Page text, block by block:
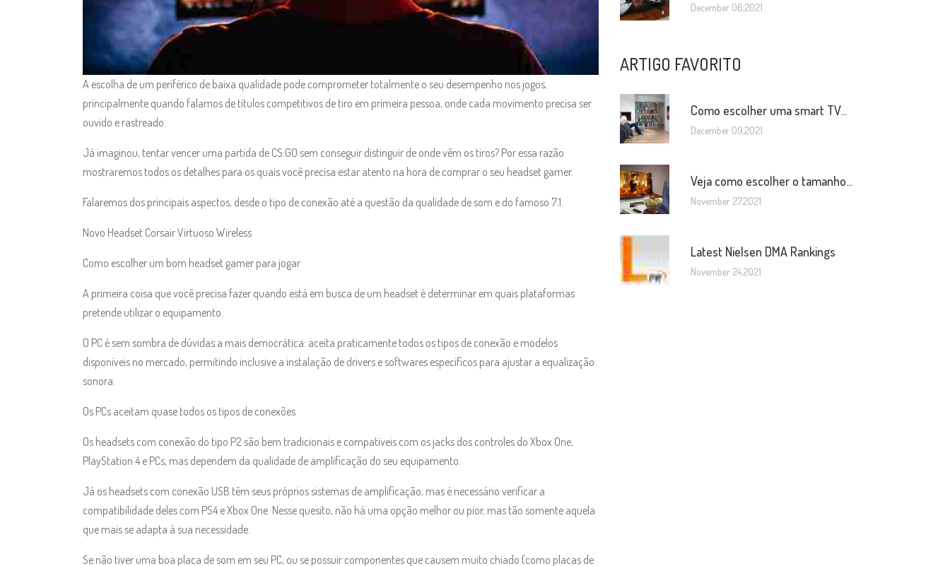
A escolha de um periférico de baixa qualidade pode comprometer totalmente o seu desempenho nos jogos,
principalmente quando falamos de títulos competitivos de tiro em primeira pessoa, onde cada movimento precisa ser
ouvido e rastreado.
Já imaginou, tentar vencer uma partida de CS:GO sem conseguir distinguir de onde vêm os tiros? Por essa razão
mostraremos todos os detalhes para os quais você precisa estar atento na hora de comprar o seu headset gamer.
Falaremos dos principais aspectos, desde o tipo de conexão até a questão da qualidade de som e do famoso 7.1.
Novo Headset Corsair Virtuoso Wireless
Como escolher um bom headset gamer para jogar
A primeira coisa que você precisa fazer quando está em busca de um headset é determinar em quais plataformas
pretende utilizar o equipamento.
O PC é sem sombra de dúvidas a mais democrática: aceita praticamente todos os tipos de conexão e modelos
disponíveis no mercado, permitindo inclusive a instalação de drivers e softwares específicos para ajustar a equalização
sonora.
Os PCs aceitam quase todos os tipos de conexões
Os headsets com conexão do tipo P2 são bem tradicionais e compatíveis com os jacks dos controles do Xbox One,
PlayStation 4 e PCs, mas dependem da qualidade de amplificação do seu equipamento.
Já os headsets com conexão USB têm seus próprios sistemas de amplificação, mas é necessário verificar a
compatibilidade deles com PS4 e Xbox One. Nesse quesito, não há uma opção melhor ou pior, mas tão somente aquela
que mais se adapta à sua necessidade.
Se não tiver uma boa placa de som em seu PC, ou se possuir componentes que causem muito chiado (como placas de
December 06,2021
ARTIGO FAVORITO
Como escolher uma smart TV...
December 09,2021
Veja como escolher o tamanho...
November 27,2021
Latest Nielsen DMA Rankings
November 24,2021